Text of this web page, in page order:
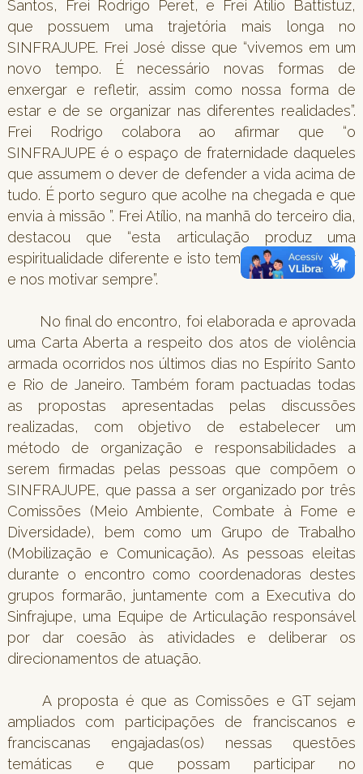
Santos, Frei Rodrigo Peret, e Frei Atílio Battistuz,
que possuem uma trajetória mais longa no
SINFRAJUPE. Frei José disse que “vivemos em um
novo tempo. É necessário novas formas de
enxergar e refletir, assim como nossa forma de
estar e de se organizar nas diferentes realidades”.
Frei Rodrigo colabora ao afirmar que “o
SINFRAJUPE é o espaço de fraternidade daqueles
que assumem o dever de defender a vida acima de
tudo. É porto seguro que acolhe na chegada e que
envia à missão ”. Frei Atílio, na manhã do terceiro dia,
destacou que “esta articulação produz uma
espiritualidade diferente e isto tem que nos orientar
e nos motivar sempre”.
No final do encontro, foi elaborada e aprovada
uma Carta Aberta a respeito dos atos de violência
armada ocorridos nos últimos dias no Espírito Santo
e Rio de Janeiro. Também foram pactuadas todas
as propostas apresentadas pelas discussões
realizadas, com objetivo de estabelecer um
método de organização e responsabilidades a
serem firmadas pelas pessoas que compõem o
SINFRAJUPE, que passa a ser organizado por três
Comissões (Meio Ambiente, Combate à Fome e
Diversidade), bem como um Grupo de Trabalho
(Mobilização e Comunicação). As pessoas eleitas
durante o encontro como coordenadoras destes
grupos formarão, juntamente com a Executiva do
Sinfrajupe, uma Equipe de Articulação responsável
por dar coesão às atividades e deliberar os
direcionamentos de atuação.
A proposta é que as Comissões e GT sejam
ampliados com participações de franciscanos e
franciscanas engajadas(os) nessas questões
temáticas e que possam participar no